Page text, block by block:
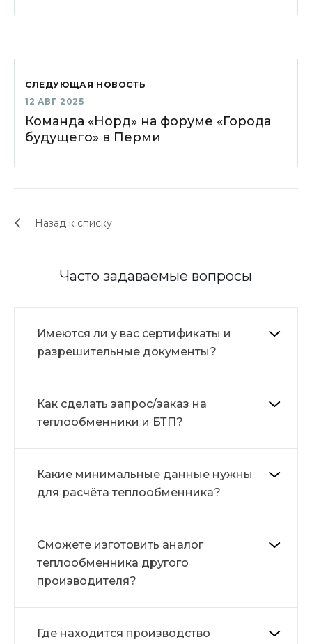
СЛЕДУЮЩАЯ НОВОСТЬ
12 АВГ 2025
Команда «Норд» на форуме «Города
будущего» в Перми
Назад к списку
Часто задаваемые вопросы
Имеются ли у вас сертификаты и
разрешительные документы?
Как сделать запрос/заказ на
теплообменники и БТП?
Какие минимальные данные нужны
для расчёта теплообменника?
Сможете изготовить аналог
теплообменника другого
производителя?
Где находится производство